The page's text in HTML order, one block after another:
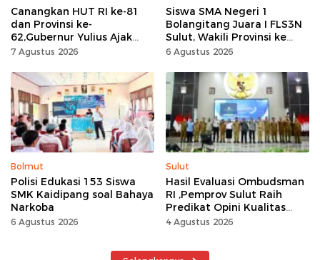
Canangkan HUT RI ke-81
dan Provinsi ke-
62,Gubernur Yulius Ajak
Seluruh Masyarakat
Kemerdekaan Momentum
Kerja Keras
7 Agustus 2026
Siswa SMA Negeri 1
Bolangitang Juara I FLS3N
Sulut, Wakili Provinsi ke
Tingkat Nasional
6 Agustus 2026
Bolmut
Polisi Edukasi 153 Siswa
SMK Kaidipang soal Bahaya
Narkoba
6 Agustus 2026
Sulut
Hasil Evaluasi Ombudsman
RI ,Pemprov Sulut Raih
Predikat Opini Kualitas
Tinggi Tanpa
4 Agustus 2026